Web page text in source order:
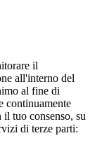
il
all'interno del
al fine di
continuamente
tuo consenso, su
di terze parti: